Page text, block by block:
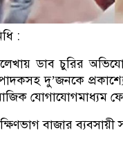
:
ডাব চুরির
দু’জনকে
যোগাযোগমাধ্যম
বাজার ব্যবসায়ী